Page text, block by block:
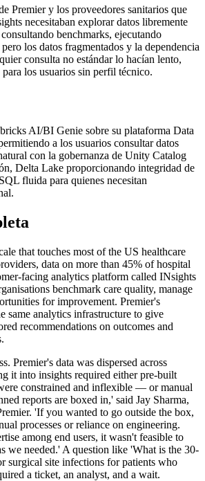
Premier y los proveedores sanitarios que
necesitaban explorar datos libremente
benchmarks, ejecutando
los datos fragmentados y la dependencia
consulta no estándar lo hacían lento,
los usuarios sin perfil técnico.
AI/BI Genie sobre su plataforma Data
a los usuarios consultar datos
con la gobernanza de Unity Catalog
Delta Lake proporcionando integridad de
fluida para quienes necesitan
that touches most of the US healthcare
data on more than 45% of hospital
facing analytics platform called INsights
benchmark care quality, manage
for improvement. Premier's
same analytics infrastructure to give
recommendations on outcomes and
Premier's data was dispersed across
it into insights required either pre-built
constrained and inflexible — or manual
reports are boxed in,' said Jay Sharma,
'If you wanted to go outside the box,
processes or reliance on engineering.
among end users, it wasn't feasible to
we needed.' A question like 'What is the 30-
surgical site infections for patients who
a ticket, an analyst, and a wait.